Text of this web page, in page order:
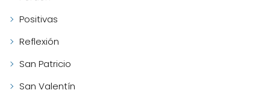
Positivas
Reflexión
San Patricio
San Valentín